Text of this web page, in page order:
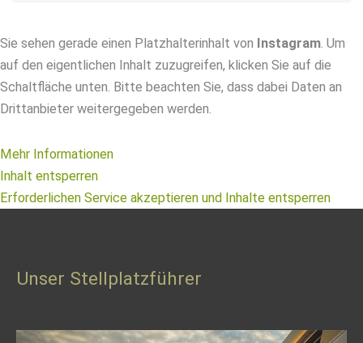
Sie sehen gerade einen Platzhalterinhalt von Instagram. Um
auf den eigentlichen Inhalt zuzugreifen, klicken Sie auf die
Schaltfläche unten. Bitte beachten Sie, dass dabei Daten an
Drittanbieter weitergegeben werden.
Mehr Informationen
Inhalt entsperren
Erforderlichen Service akzeptieren und Inhalte entsperren
Unser Stellplatzführer